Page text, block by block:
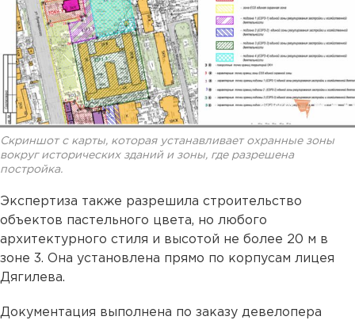
Скриншот с карты, которая устанавливает охранные зоны
вокруг исторических зданий и зоны, где разрешена
постройка.
Экспертиза также разрешила строительство
объектов пастельного цвета, но любого
архитектурного стиля и высотой не более 20 м в
зоне 3. Она установлена прямо по корпусам лицея
Дягилева.
Документация выполнена по заказу девелопера